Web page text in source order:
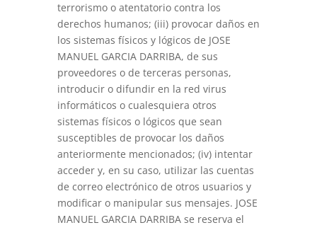
terrorismo o atentatorio contra los
derechos humanos; (iii) provocar daños en
los sistemas físicos y lógicos de JOSE
MANUEL GARCIA DARRIBA, de sus
proveedores o de terceras personas,
introducir o difundir en la red virus
informáticos o cualesquiera otros
sistemas físicos o lógicos que sean
susceptibles de provocar los daños
anteriormente mencionados; (iv) intentar
acceder y, en su caso, utilizar las cuentas
de correo electrónico de otros usuarios y
modificar o manipular sus mensajes. JOSE
MANUEL GARCIA DARRIBA se reserva el